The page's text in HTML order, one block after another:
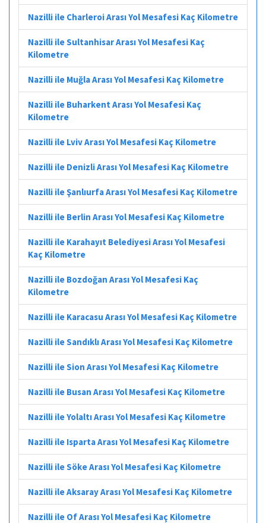
Nazilli ile Charleroi Arası Yol Mesafesi Kaç Kilometre
Nazilli ile Sultanhisar Arası Yol Mesafesi Kaç
Kilometre
Nazilli ile Muğla Arası Yol Mesafesi Kaç Kilometre
Nazilli ile Buharkent Arası Yol Mesafesi Kaç
Kilometre
Nazilli ile Lviv Arası Yol Mesafesi Kaç Kilometre
Nazilli ile Denizli Arası Yol Mesafesi Kaç Kilometre
Nazilli ile Şanlıurfa Arası Yol Mesafesi Kaç Kilometre
Nazilli ile Berlin Arası Yol Mesafesi Kaç Kilometre
Nazilli ile Karahayıt Belediyesi Arası Yol Mesafesi
Kaç Kilometre
Nazilli ile Bozdoğan Arası Yol Mesafesi Kaç
Kilometre
Nazilli ile Karacasu Arası Yol Mesafesi Kaç Kilometre
Nazilli ile Sandıklı Arası Yol Mesafesi Kaç Kilometre
Nazilli ile Sion Arası Yol Mesafesi Kaç Kilometre
Nazilli ile Busan Arası Yol Mesafesi Kaç Kilometre
Nazilli ile Yolaltı Arası Yol Mesafesi Kaç Kilometre
Nazilli ile Isparta Arası Yol Mesafesi Kaç Kilometre
Nazilli ile Söke Arası Yol Mesafesi Kaç Kilometre
Nazilli ile Aksaray Arası Yol Mesafesi Kaç Kilometre
Nazilli ile Of Arası Yol Mesafesi Kaç Kilometre